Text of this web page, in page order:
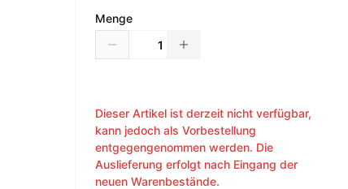
Menge
Dieser Artikel ist derzeit nicht verfügbar,
kann jedoch als Vorbestellung
entgegengenommen werden. Die
Auslieferung erfolgt nach Eingang der
neuen Warenbestände.